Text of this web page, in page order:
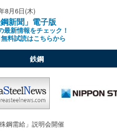
8月6日(木)
鋼新聞」電子版
最新情報をチェック！
料試読はこちらから
鉄鋼
鋼需給」説明会開催